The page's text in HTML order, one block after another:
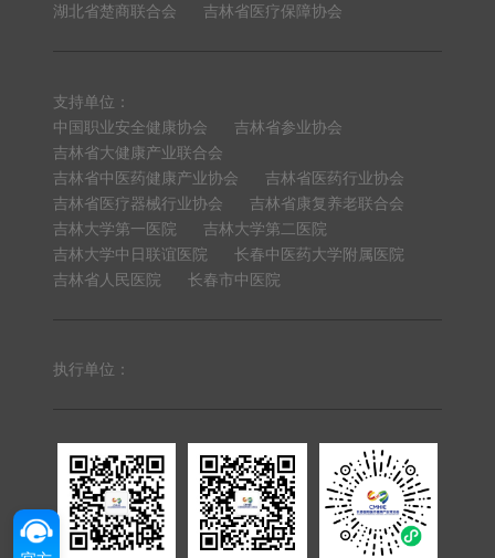
湖北省楚商联合会
吉林省医疗保障协会
支持单位：
中国职业安全健康协会
吉林省参业协会
吉林省大健康产业联合会
吉林省中医药健康产业协会
吉林省医药行业协会
吉林省医疗器械行业协会
吉林省康复养老联合会
吉林大学第一医院
吉林大学第二医院
吉林大学中日联谊医院
长春中医药大学附属医院
吉林省人民医院
长春市中医院
执行单位：